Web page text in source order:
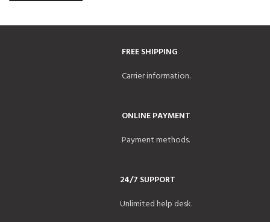
FREE SHIPPING
Carrier information.
ONLINE PAYMENT
Payment methods.
24/7 SUPPORT
Unlimited help desk.